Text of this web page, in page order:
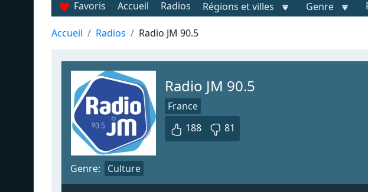
Favoris Accueil Radios Régions et villes Genre
Accueil Radios Radio JM 90.5
Radio JM 90.5
France
188
81
Genre: Culture